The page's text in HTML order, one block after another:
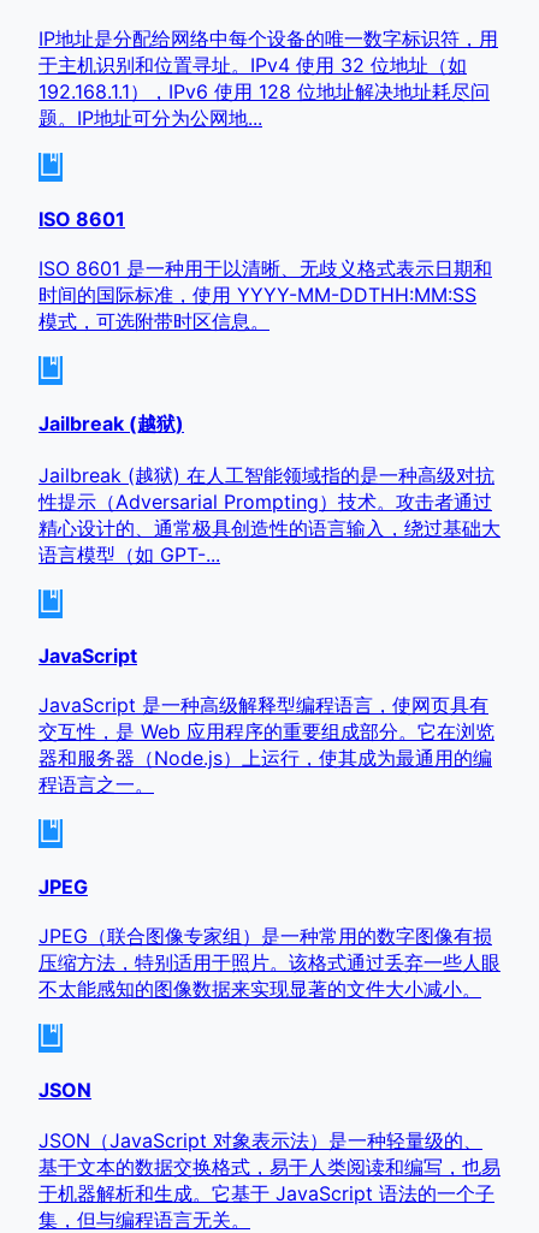
IP地址是分配给网络中每个设备的唯一数字标识符，用
于主机识别和位置寻址。IPv4 使用 32 位地址（如
192.168.1.1），IPv6 使用 128 位地址解决地址耗尽问
题。IP地址可分为公网地...
ISO 8601
ISO 8601 是一种用于以清晰、无歧义格式表示日期和
时间的国际标准，使用 YYYY-MM-DDTHH:MM:SS
模式，可选附带时区信息。
Jailbreak (越狱)
Jailbreak (越狱) 在人工智能领域指的是一种高级对抗
性提示（Adversarial Prompting）技术。攻击者通过
精心设计的、通常极具创造性的语言输入，绕过基础大
语言模型（如 GPT-...
JavaScript
JavaScript 是一种高级解释型编程语言，使网页具有
交互性，是 Web 应用程序的重要组成部分。它在浏览
器和服务器（Node.js）上运行，使其成为最通用的编
程语言之一。
JPEG
JPEG（联合图像专家组）是一种常用的数字图像有损
压缩方法，特别适用于照片。该格式通过丢弃一些人眼
不太能感知的图像数据来实现显著的文件大小减小。
JSON
JSON（JavaScript 对象表示法）是一种轻量级的、
基于文本的数据交换格式，易于人类阅读和编写，也易
于机器解析和生成。它基于 JavaScript 语法的一个子
集，但与编程语言无关。